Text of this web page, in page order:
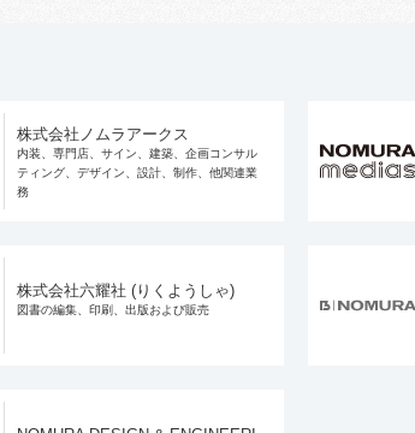
株式会社ノムラアークス
内装、専門店、サイン、建築、企画コンサル
ティング、デザイン、設計、制作、他関連業
務
株式会社六耀社 (りくようしゃ)
図書の編集、印刷、出版および販売